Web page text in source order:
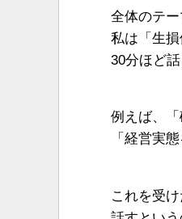
全体のテー
私は「生
30分ほど話
例えば、
「経営実
これを受